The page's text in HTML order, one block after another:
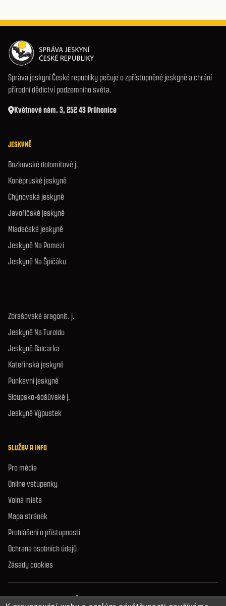
Správa jeskyní České republiky pečuje o zpřístupněné jeskyně a chrání
přírodní dědictví podzemního světa.
Květnové nám. 3, 252 43 Průhonice
JESKYNĚ
Bozkovské dolomitové j.
Koněpruské jeskyně
Chýnovská jeskyně
Javoříčské jeskyně
Mladečské jeskyně
Jeskyně Na Pomezí
Jeskyně Na Špičáku
Zbrašovské aragonit. j.
Jeskyně Na Turoldu
Jeskyně Balcarka
Kateřinská jeskyně
Punkevní jeskyně
Sloupsko-šošůvské j.
Jeskyně Výpustek
SLUŽBY A INFO
Pro média
Online vstupenky
Volná místa
Mapa stránek
Prohlášení o přístupnosti
Ochrana osobních údajů
Zásady cookies